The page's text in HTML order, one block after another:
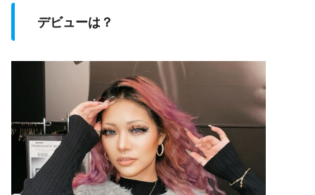
デビューは？